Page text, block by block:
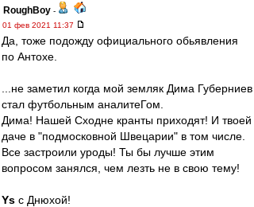
RoughBoy -
01 фев 2021 11:37
Да, тоже подожду официального обьявления
по Антохе.
...не заметил когда мой земляк Дима Губерниев
стал футбольным аналитеГом.
Дима! Нашей Сходне кранты приходят! И твоей
даче в "подмосковной Швецарии" в том числе.
Все застроили уроды! Ты бы лучше этим
вопросом занялся, чем лезть не в свою тему!
Ys с Днюхой!